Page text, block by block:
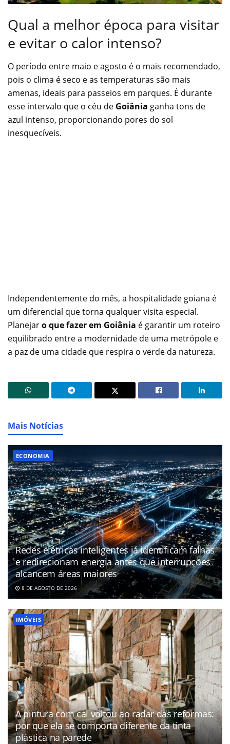
Qual a melhor época para visitar
e evitar o calor intenso?
O período entre maio e agosto é o mais recomendado,
pois o clima é seco e as temperaturas são mais
amenas, ideais para passeios em parques. É durante
esse intervalo que o céu de Goiânia ganha tons de
azul intenso, proporcionando pores do sol
inesquecíveis.
Independentemente do mês, a hospitalidade goiana é
um diferencial que torna qualquer visita especial.
Planejaro que fazer em Goiânia é garantir um roteiro
equilibrado entre a modernidade de uma metrópole e
a paz de uma cidade que respira o verde da natureza.
Mais Notícias
ECONOMIA
Redes elétricas inteligentes já identificam falhas
e redirecionam energia antes que interrupções
alcancem áreas maiores
8 DE AGOSTO DE 2026
IMÓVEIS
A pintura com cal voltou ao radar das reformas:
por que ela se comporta diferente da tinta
plástica na parede